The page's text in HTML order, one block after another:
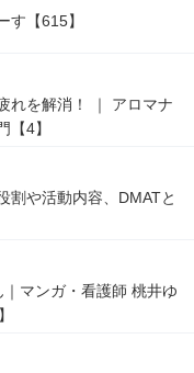
す【615】
れを解消！ ｜ アロマナ
【4】
割や活動内容、DMATと
マンガ・看護師 桃井ゆ